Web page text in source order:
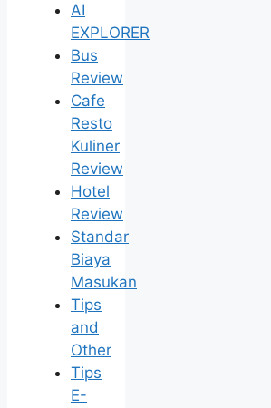
AI
EXPLORER
Bus
Review
Cafe
Resto
Kuliner
Review
Hotel
Review
Standar
Biaya
Masukan
Tips
and
Other
Tips
E-